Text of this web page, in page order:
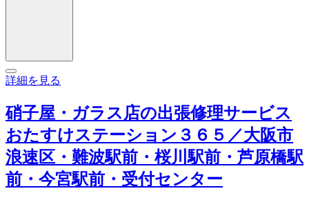
詳細を見る
硝子屋・ガラス店の出張修理サービス
おたすけステーション３６５／大阪市
浪速区・難波駅前・桜川駅前・芦原橋駅
前・今宮駅前・受付センター